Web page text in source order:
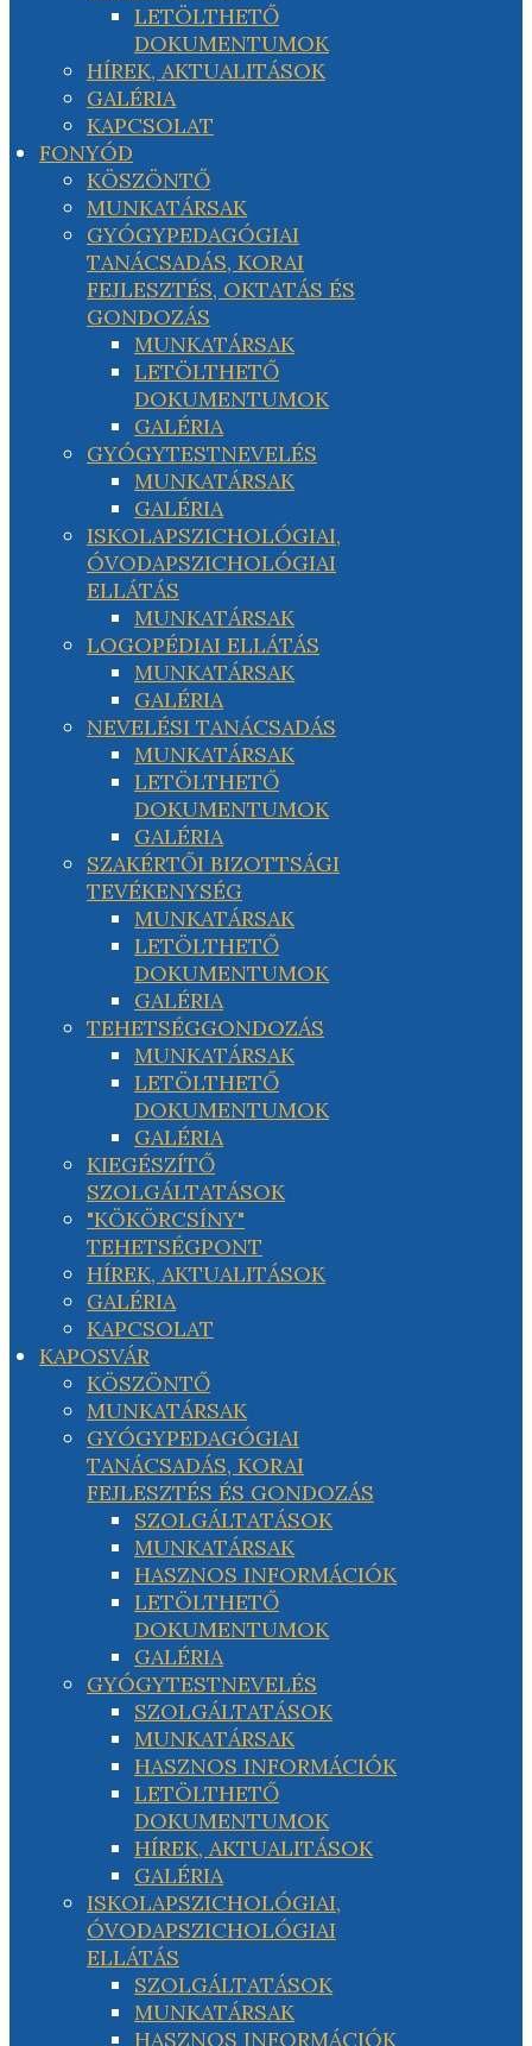
LETÖLTHETŐ
DOKUMENTUMOK
HÍREK, AKTUALITÁSOK
GALÉRIA
KAPCSOLAT
FONYÓD
KÖSZÖNTŐ
MUNKATÁRSAK
GYÓGYPEDAGÓGIAI
TANÁCSADÁS, KORAI
FEJLESZTÉS, OKTATÁS ÉS
GONDOZÁS
MUNKATÁRSAK
LETÖLTHETŐ
DOKUMENTUMOK
GALÉRIA
GYÓGYTESTNEVELÉS
MUNKATÁRSAK
GALÉRIA
ISKOLAPSZICHOLÓGIAI,
ÓVODAPSZICHOLÓGIAI
ELLÁTÁS
MUNKATÁRSAK
LOGOPÉDIAI ELLÁTÁS
MUNKATÁRSAK
GALÉRIA
NEVELÉSI TANÁCSADÁS
MUNKATÁRSAK
LETÖLTHETŐ
DOKUMENTUMOK
GALÉRIA
SZAKÉRTŐI BIZOTTSÁGI
TEVÉKENYSÉG
MUNKATÁRSAK
LETÖLTHETŐ
DOKUMENTUMOK
GALÉRIA
TEHETSÉGGONDOZÁS
MUNKATÁRSAK
LETÖLTHETŐ
DOKUMENTUMOK
GALÉRIA
KIEGÉSZÍTŐ
SZOLGÁLTATÁSOK
"KÖKÖRCSÍNY"
TEHETSÉGPONT
HÍREK, AKTUALITÁSOK
GALÉRIA
KAPCSOLAT
KAPOSVÁR
KÖSZÖNTŐ
MUNKATÁRSAK
GYÓGYPEDAGÓGIAI
TANÁCSADÁS, KORAI
FEJLESZTÉS ÉS GONDOZÁS
SZOLGÁLTATÁSOK
MUNKATÁRSAK
HASZNOS INFORMÁCIÓK
LETÖLTHETŐ
DOKUMENTUMOK
GALÉRIA
GYÓGYTESTNEVELÉS
SZOLGÁLTATÁSOK
MUNKATÁRSAK
HASZNOS INFORMÁCIÓK
LETÖLTHETŐ
DOKUMENTUMOK
HÍREK, AKTUALITÁSOK
GALÉRIA
ISKOLAPSZICHOLÓGIAI,
ÓVODAPSZICHOLÓGIAI
ELLÁTÁS
SZOLGÁLTATÁSOK
MUNKATÁRSAK
HASZNOS INFORMÁCIÓK